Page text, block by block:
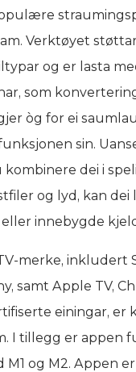
Verktøyet
og er lasta
som
òg for ei
sin.
dei i
og lyd, kan dei
innebygde
merke, inkludert
samt Apple TV,
einingar, er
I tillegg er appen
M1 og M2. Appen